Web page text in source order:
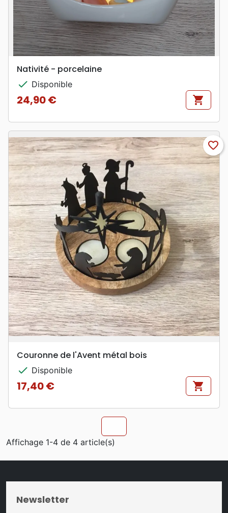
Nativité - porcelaine
check Disponible
Prix
24,90 € shopping_cart
favorite_border
Couronne de l'Avent métal bois
check Disponible
Prix
17,40 € shopping_cart
Affichage 1-4 de 4 article(s)
Newsletter